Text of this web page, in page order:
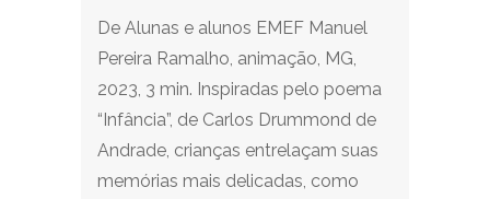
De Alunas e alunos EMEF Manuel
Pereira Ramalho, animação, MG,
2023, 3 min. Inspiradas pelo poema
“Infância”, de Carlos Drummond de
Andrade, crianças entrelaçam suas
memórias mais delicadas, como